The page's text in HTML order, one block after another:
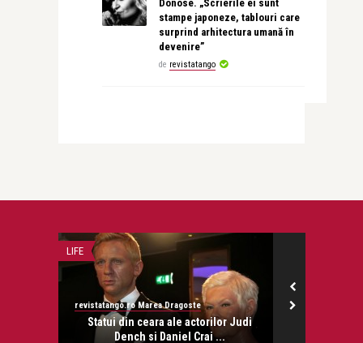
Donose. „Scrierile ei sunt
stampe japoneze, tablouri care
surprind arhitectura umană în
devenire”
de revistatango
LIFE
revistatango.ro Marea Dragoste
Statui din ceara ale actorilor Judi
Dench si Daniel Crai ...